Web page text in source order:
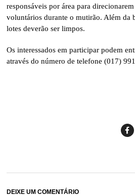
responsáveis por área para
voluntários durante o mutirão. Além da
lotes deverão ser limpos.
Os interessados em participar podem
através do número de telefone (017)
DEIXE UM COMENTÁRIO